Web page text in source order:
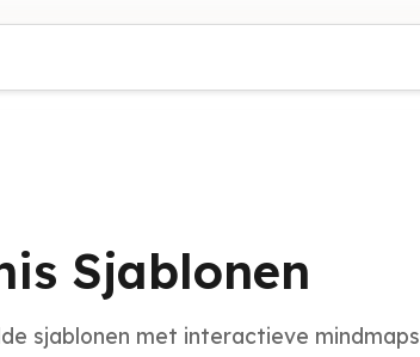
Sjablonen
sjablonen met interactieve mindmaps